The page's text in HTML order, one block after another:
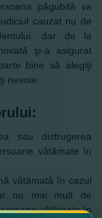
păgubită va
cauzat nu de
dar de la
şi-a asigurat
bine să alegiţi
nevoie.
sau distrugerea
vătămate în
vătămată în cazul
nu mai mult de
vătămate în